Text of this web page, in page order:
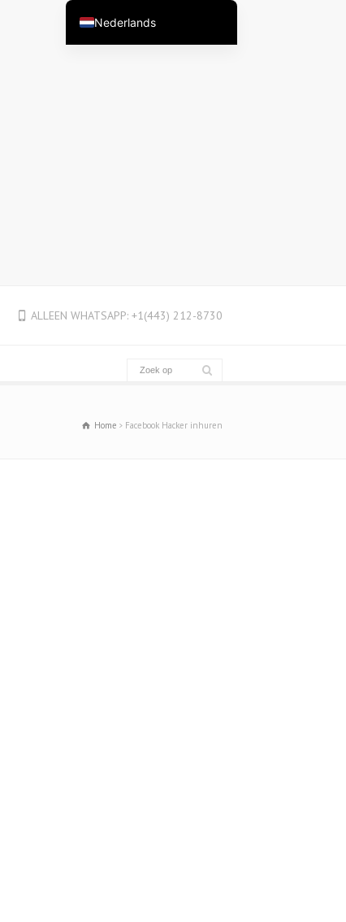
ALLEEN WHATSAPP: +1(443) 212-8730
Home Facebook Hacker inhuren
Nederlands
English
فارسی
Français de Belgique